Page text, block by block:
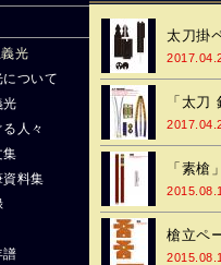
光
ついて
光
人々
集
資料集
譜
太刀掛
「太刀
「素槍
槍立ペ